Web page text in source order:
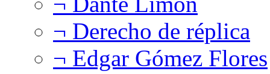
¬ Derecho de réplica
¬ Edgar Gómez Flores